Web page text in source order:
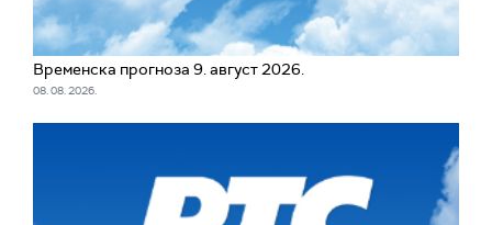
Временска прогноза 9. август 2026.
08. 08. 2026.